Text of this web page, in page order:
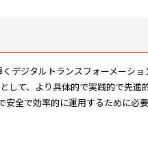
デジタルトランスフォーメーシ
て、より具体的で実践的で先進
全で効率的に運用するために必